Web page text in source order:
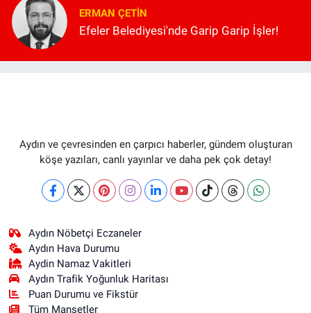
ERMAN ÇETIN
Efeler Belediyesi'nde Garip Garip İşler!
Aydın ve çevresinden en çarpıcı haberler, gündem oluşturan
köşe yazıları, canlı yayınlar ve daha pek çok detay!
Aydın Nöbetçi Eczaneler
Aydın Hava Durumu
Aydin Namaz Vakitleri
Aydın Trafik Yoğunluk Haritası
Puan Durumu ve Fikstür
Tüm Manşetler